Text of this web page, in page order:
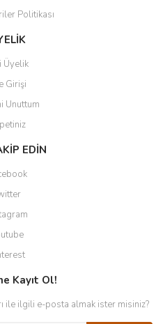
Politikası
Üyelik
Girişi
Unuttum
EDİN
Kayıt Ol!
ile ilgili e-posta almak ister misiniz?